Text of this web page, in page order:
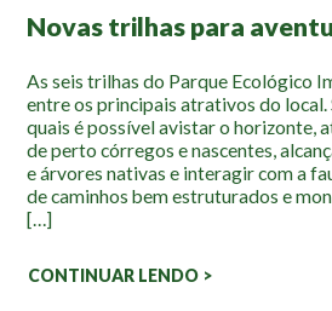
Borboletas
Cambuci
Liquens
Tucano do Bico Verde
Atividades
Educação Ambiental
Novas trilhas para
As seis trilhas do Parque Ecológico
entre os principais atrativos do local.
quais é possível avistar o horizonte,
de perto córregos e nascentes,
e árvores nativas e interagir com a
de caminhos bem estruturados e
[…]
CONTINUAR LENDO >